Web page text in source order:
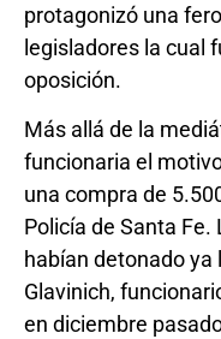
protagonizó una
legisladores la cual
oposición.
Más allá de la
funcionaria el
una compra de
Policía de Santa
habían detonado ya
Glavinich,
en diciembre